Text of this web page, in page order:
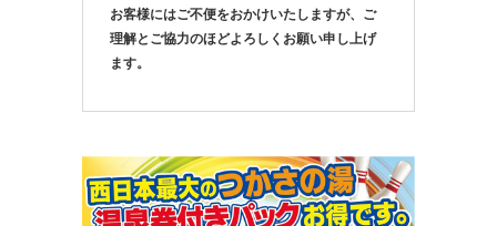
お客様にはご不便をおかけいたしますが、ご
理解とご協力のほどよろしくお願い申し上げ
ます。